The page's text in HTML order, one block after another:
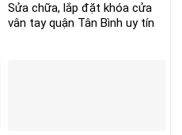
Sửa chữa, lắp đặt khóa cửa
vân tay quận Tân Bình uy tín